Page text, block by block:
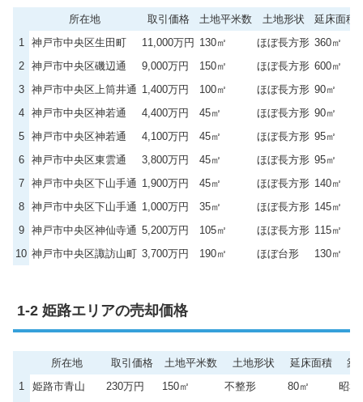
所在地 取引価格 土地平米数 土地形状
延床面積
1
神戸市中央区生田町 11,000万円 130㎡ ほぼ長方形 360㎡
2
神戸市中央区磯辺通 9,000万円 150㎡ ほぼ長方形 600㎡
3
神戸市中央区上筒井通 1,400万円 100㎡ ほぼ長方形 90㎡
4
神戸市中央区神若通 4,400万円 45㎡ ほぼ長方形 90㎡
5
神戸市中央区神若通 4,100万円 45㎡ ほぼ長方形 95㎡
6
神戸市中央区東雲通 3,800万円 45㎡ ほぼ長方形 95㎡
7
神戸市中央区下山手通 1,900万円 45㎡ ほぼ長方形 140㎡
8
神戸市中央区下山手通 1,000万円 35㎡ ほぼ長方形 145㎡
9
神戸市中央区神仙寺通 5,200万円 105㎡ ほぼ長方形 115㎡
10 神戸市中央区諏訪山町 3,700万円 190㎡ ほぼ台形 130㎡
姫路エリアの売却価格
所在地 取引価格 土地平米数 土地形状 延床面積
築
1
姫路市青山 230万円 150㎡ 不整形 80㎡
昭和